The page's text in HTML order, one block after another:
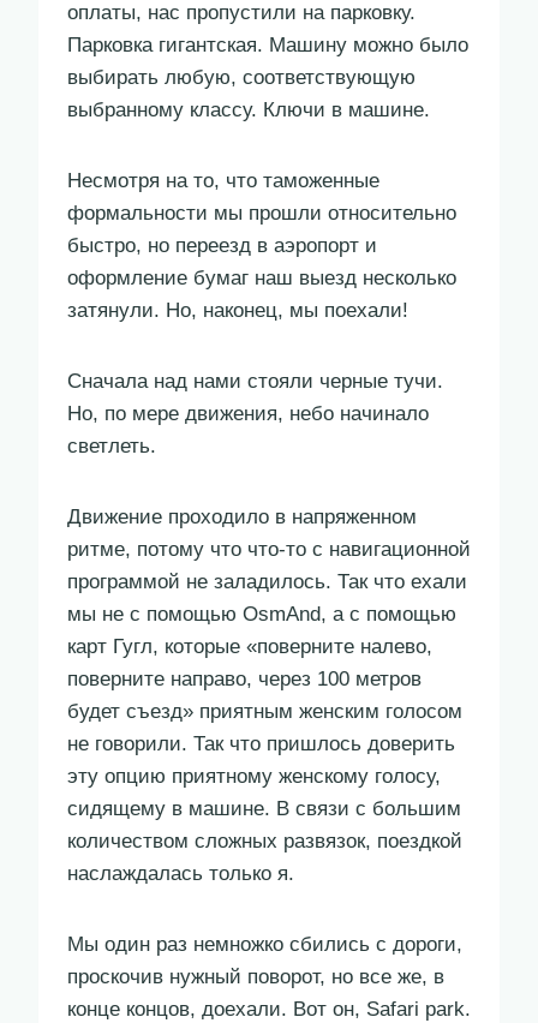
оплаты, нас пропустили на парковку.
Парковка гигантская. Машину можно было
выбирать любую, соответствующую
выбранному классу. Ключи в машине.
Несмотря на то, что таможенные
формальности мы прошли относительно
быстро, но переезд в аэропорт и
оформление бумаг наш выезд несколько
затянули. Но, наконец, мы поехали!
Сначала над нами стояли черные тучи.
Но, по мере движения, небо начинало
светлеть.
Движение проходило в напряженном
ритме, потому что что-то с навигационной
программой не заладилось. Так что ехали
мы не с помощью OsmAnd, а с помощью
карт Гугл, которые «поверните налево,
поверните направо, через 100 метров
будет съезд» приятным женским голосом
не говорили. Так что пришлось доверить
эту опцию приятному женскому голосу,
сидящему в машине. В связи с большим
количеством сложных развязок, поездкой
наслаждалась только я.
Мы один раз немножко сбились с дороги,
проскочив нужный поворот, но все же, в
конце концов, доехали. Вот он, Safari park.